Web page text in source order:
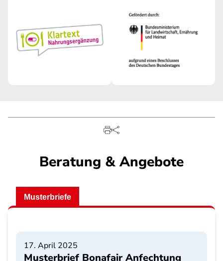
Beratung & Angebote
Musterbriefe
17. April 2025
Musterbrief Bonafair Anfechtung